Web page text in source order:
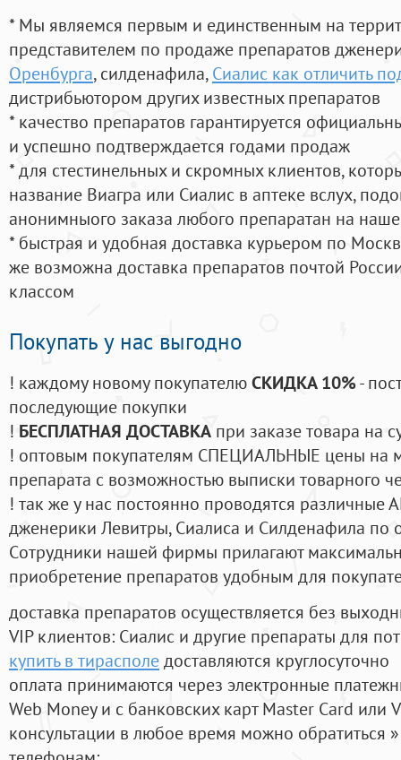
* Мы являемся первым и единственным на
представителем по продаже препаратов
Оренбурга, силденафила, Сиалис как отличить
дистрибьютором других известных препаратов
* качество препаратов гарантируется
и успешно подтверждается годами продаж
* для стестинельных и скромных клиентов,
название Виагра или Сиалис в аптеке вслух,
анонимныого заказа любого препаратан на
* быстрая и удобная доставка курьером по
же возможна доставка препаратов почтой
классом
Покупать у нас выгодно
! каждому новому покупателюСКИДКА 10%-
последующие покупки
! БЕСПЛАТНАЯ ДОСТАВКА при заказе товара на
! оптовым покупателям СПЕЦИАЛЬНЫЕ цены на
препарата с возможностью выписки товарного
! так же у нас постоянно проводятся
дженерики Левитры, Сиалиса и Силденафила по
Cотрудники нашей фирмы прилагают
приобретение препаратов удобным для
доставка препаратов осуществляется без
VIP клиентов: Сиалис и другие препараты для
купить в тирасполедоставляются круглосуточно
оплата принимаются через электронные
Web Money и с банковских карт Master Card или
консультации в любое время можно обратиться